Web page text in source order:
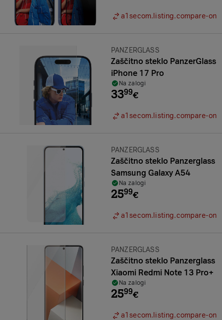
a1secom.listing.compare-on
Znamka:
PANZERGLASS
Zaščitno steklo PanzerGlass
iPhone 17 Pro
Na zalogi
3399€
a1secom.listing.compare-on
Znamka:
PANZERGLASS
Zaščitno steklo Panzerglass
Samsung Galaxy A54
Na zalogi
2599€
a1secom.listing.compare-on
Znamka:
PANZERGLASS
Zaščitno steklo Panzerglass
Xiaomi Redmi Note 13 Pro+
Na zalogi
2599€
a1secom.listing.compare-on